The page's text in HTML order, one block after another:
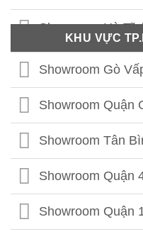
Showroom Thái
Showroom Phú
Showroom Tuyên
Showroom Hà
Showroom Cao
Showroom Lạng
Showroom Hà
Showroom
Showroom
Showroom Thừa
Showroom
Showroom
KHU VỰC
Showroom Gò
Showroom Quận
Showroom Tân
Showroom Quận
Showroom Quận